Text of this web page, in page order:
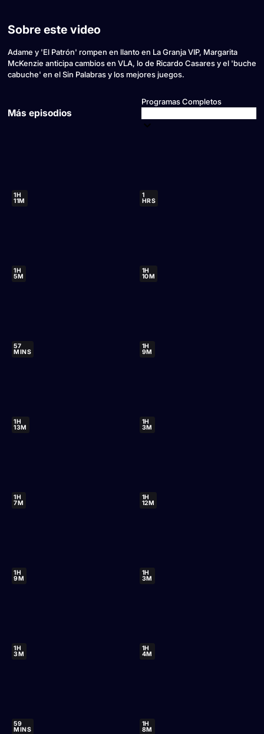
Sobre este video
Adame y 'El Patrón' rompen en llanto en La Granja VIP, Margarita
McKenzie anticipa cambios en VLA, lo de Ricardo Casares y el 'buche
cabuche' en el Sin Palabras y los mejores juegos.
Más episodios
Programas Completos
1H
11M
1
HRS
1H
5M
1H
10M
57
MINS
1H
9M
1H
13M
1H
3M
1H
7M
1H
12M
1H
9M
1H
3M
1H
3M
1H
4M
59
MINS
1H
8M